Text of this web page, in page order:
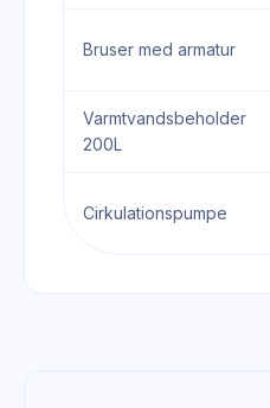
Bruser med armatur
Varmtvandsbeholder
200L
Cirkulationspumpe